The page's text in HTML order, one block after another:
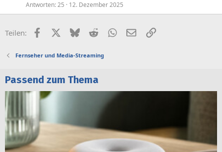
e
Antworten 25 12. Dezember 2025
Teilen: FacebookX (Twitter)
BlueskyRedditWhatsApp
E-MailLink
Fernseher und Media-Streaming
Passend zum Thema